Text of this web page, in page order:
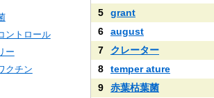
ントロール
ー
クチン
5
grant
6
august
7
クレーター
8
temper ature
9
赤葉枯葉菌